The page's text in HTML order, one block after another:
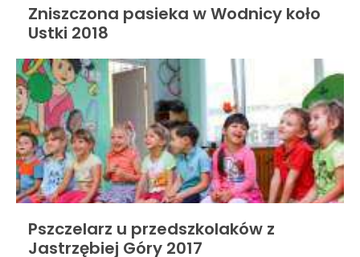
Zniszczona pasieka w Wodnicy koło
Ustki 2018
Pszczelarz u przedszkolaków z
Jastrzębiej Góry 2017